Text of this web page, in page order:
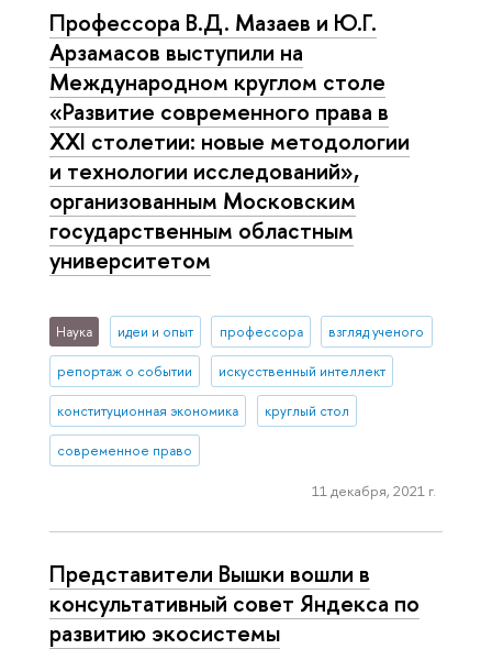
Профессора В.Д. Мазаев и Ю.Г.
Арзамасов выступили на
Международном круглом столе
«Развитие современного права в
XXI столетии: новые методологии
и технологии исследований»,
организованным Московским
государственным областным
университетом
Наука идеи и опыт профессора взгляд ученого
репортаж о событии искусственный интеллект
конституционная экономика круглый стол
современное право
11 декабря, 2021 г.
Представители Вышки вошли в
консультативный совет Яндекса по
развитию экосистемы